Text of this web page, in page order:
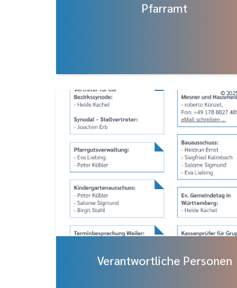
Pfarramt
Verantwortliche Personen
©